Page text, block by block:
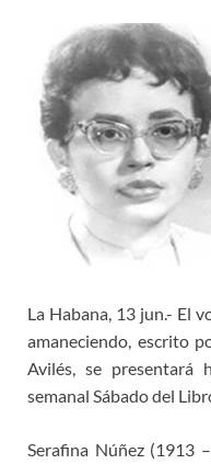
La Habana, 13 jun.- El
amaneciendo, escrito
Avilés, se
semanal Sábado del
Serafina Núñez (1913